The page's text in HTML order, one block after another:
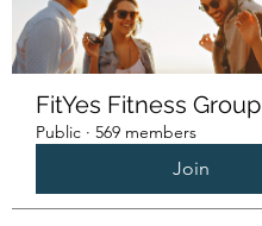
FitYes Fitness Group
Public · 569 members
Join